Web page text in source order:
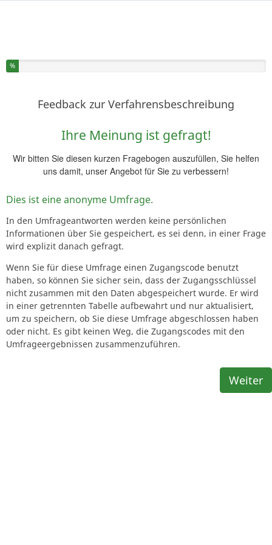
Sie haben % dieser Umfrage fertiggestellt.
%
Feedback zur Verfahrensbeschreibung
Ihre Meinung ist gefragt!
Wir bitten Sie diesen kurzen Fragebogen auszufüllen, Sie helfen
uns damit, unser Angebot für Sie zu verbessern!
Dies ist eine anonyme Umfrage.
In den Umfrageantworten werden keine persönlichen
Informationen über Sie gespeichert, es sei denn, in einer Frage
wird explizit danach gefragt.
Wenn Sie für diese Umfrage einen Zugangscode benutzt
haben, so können Sie sicher sein, dass der Zugangsschlüssel
nicht zusammen mit den Daten abgespeichert wurde. Er wird
in einer getrennten Tabelle aufbewahrt und nur aktualisiert,
um zu speichern, ob Sie diese Umfrage abgeschlossen haben
oder nicht. Es gibt keinen Weg, die Zugangscodes mit den
Umfrageergebnissen zusammenzuführen.
Weiter